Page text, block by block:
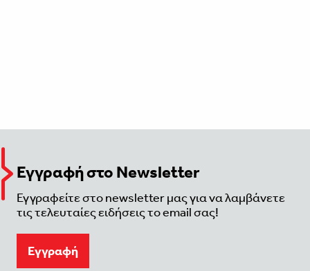
Εγγραφή στο Newsletter
Εγγραφείτε στο newsletter μας για να λαμβάνετε
τις τελευταίες ειδήσεις το email σας!
Eγγραφή